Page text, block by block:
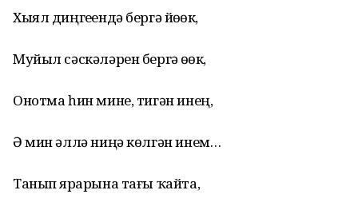
Хыял диңгеҙендә бергә йөҙҙөк,
Муйыл сәскәләрен бергә өҙҙөк,
Онотма һин мине, тигән инең,
Ә мин әллә ниңә көлгән инем…
Танып ярҙарына тағы ҡайта,